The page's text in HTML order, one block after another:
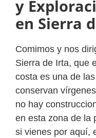
y
en Sierra
Comimos y nos
Sierra de Irta, que
costa es una de
conservan
no hay
en esta zona de la
si vienes por aquí,